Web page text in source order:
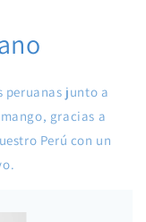
peruanas junto a
gracias a
Perú con un